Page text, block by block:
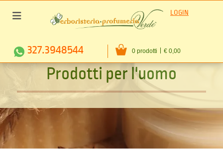
LOGIN
327.3948544 0 prodotti € 0,00
Prodotti per l'uomo